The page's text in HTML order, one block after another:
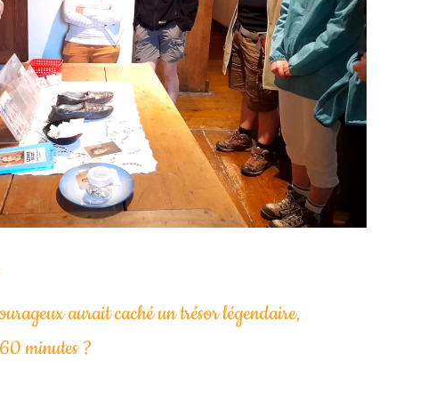
aurait caché un trésor légendaire,
minutes ?